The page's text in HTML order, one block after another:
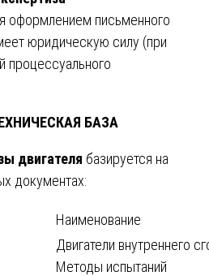
оформлением письменного
юридическую силу (при
процессуального
БАЗА
двигателя базируется на
документах:
Наименование
Двигатели внутреннего
Методы испытаний